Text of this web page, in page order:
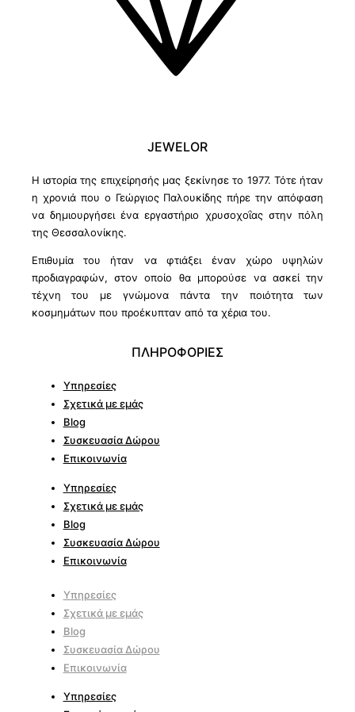
JEWELOR
Η ιστορία της επιχείρησής μας ξεκίνησε το 1977. Τότε ήταν
η χρονιά που ο Γεώργιος Παλουκίδης πήρε την απόφαση
να δημιουργήσει ένα εργαστήριο χρυσοχοΐας στην πόλη
της Θεσσαλονίκης.
Επιθυμία του ήταν να φτιάξει έναν χώρο υψηλών
προδιαγραφών, στον οποίο θα μπορούσε να ασκεί την
τέχνη του με γνώμονα πάντα την ποιότητα των
κοσμημάτων που προέκυπταν από τα χέρια του.
ΠΛΗΡΟΦΟΡΙΕΣ
Υπηρεσίες
Σχετικά με εμάς
Blog
Συσκευασία Δώρου
Επικοινωνία
Υπηρεσίες
Σχετικά με εμάς
Blog
Συσκευασία Δώρου
Επικοινωνία
Υπηρεσίες
Σχετικά με εμάς
Blog
Συσκευασία Δώρου
Επικοινωνία
Υπηρεσίες